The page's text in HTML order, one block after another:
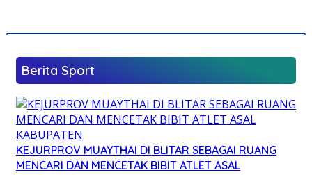
Berita Sport
KEJURPROV MUAYTHAI DI BLITAR SEBAGAI RUANG
MENCARI DAN MENCETAK BIBIT ATLET ASAL